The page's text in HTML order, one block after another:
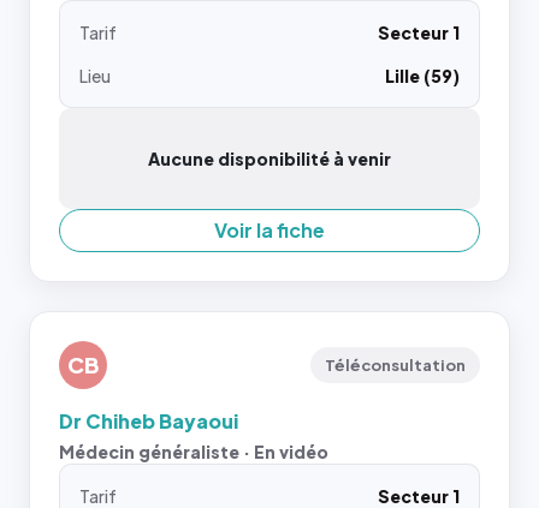
Tarif
Secteur 1
Lieu
Lille (59)
Aucune disponibilité à venir
Voir la fiche
CB Téléconsultation
Dr Chiheb Bayaoui
Médecin généraliste · En vidéo
Tarif
Secteur 1